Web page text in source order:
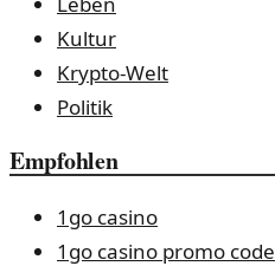
Kultur
Krypto-Welt
Politik
Empfohlen
1go casino
1go casino promo code